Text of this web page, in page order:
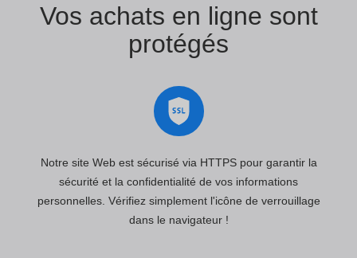
Vos achats en ligne sont
protégés
Notre site Web est sécurisé via HTTPS pour garantir la
sécurité et la confidentialité de vos informations
personnelles. Vérifiez simplement l'icône de verrouillage
dans le navigateur !